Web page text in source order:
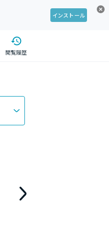
インストール
閲覧履歴